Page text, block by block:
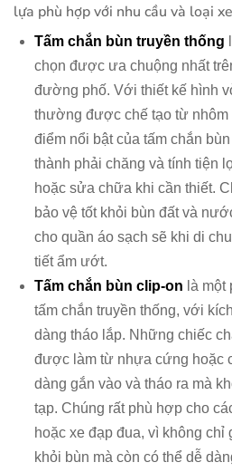
lựa phù hợp với nhu cầu và loại
Tấm chắn bùn truyền thống
chọn được ưa chuộng nhất
đường phố. Với thiết kế hình
thường được chế tạo từ
điểm nổi bật của tấm chắn
thành phải chăng và tính tiện
hoặc sửa chữa khi cần thiết.
bảo vệ tốt khỏi bùn đất và
cho quần áo sạch sẽ khi di
tiết ẩm ướt.
Tấm chắn bùn clip-on là một
tấm chắn truyền thống, với
dàng tháo lắp. Những chiếc
được làm từ nhựa cứng hoặc
dàng gắn vào và tháo ra mà
tạp. Chúng rất phù hợp cho
hoặc xe đạp đua, vì không
khỏi bùn mà còn có thể dễ